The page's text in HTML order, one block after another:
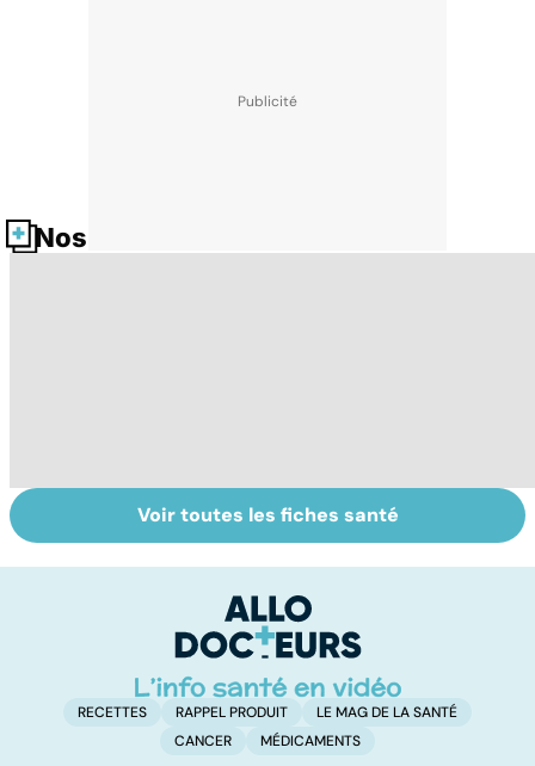
Nos fiches santé
Intoxications
alimentaires :
Tout savoir sur
les infections
Voir toutes les fiches santé
RECETTES RAPPEL PRODUIT
LE MAG DE LA SANTÉ
CANCER
MÉDICAMENTS